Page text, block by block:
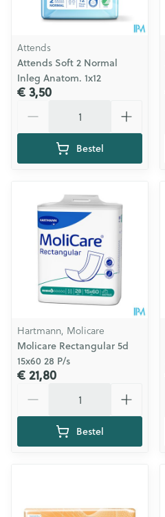
Attends
Attends Soft 2 Normal
Inleg Anatom. 1x12
€ 3,50
Bestel
Hartmann, Molicare
Molicare Rectangular 5d
15x60 28 P/s
€ 21,80
Bestel